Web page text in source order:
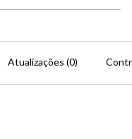
Atualizações (0)